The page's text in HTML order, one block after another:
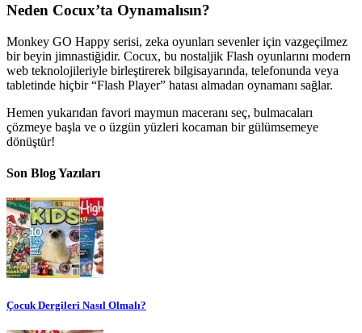
Neden Cocux’ta Oynamalısın?
Monkey GO Happy serisi, zeka oyunları sevenler için vazgeçilmez
bir beyin jimnastiğidir. Cocux, bu nostaljik Flash oyunlarını modern
web teknolojileriyle birleştirerek bilgisayarında, telefonunda veya
tabletinde hiçbir “Flash Player” hatası almadan oynamanı sağlar.
Hemen yukarıdan favori maymun maceranı seç, bulmacaları
çözmeye başla ve o üzgün yüzleri kocaman bir gülümsemeye
dönüştür!
Son Blog Yazıları
Çocuk Dergileri Nasıl Olmalı?